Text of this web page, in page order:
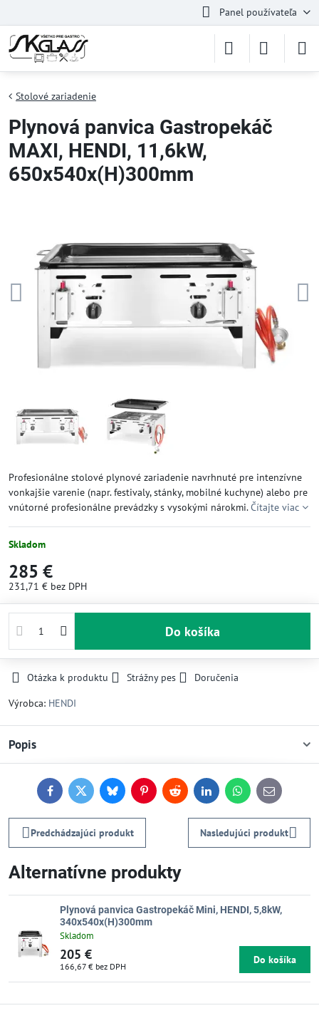
Panel používateľa
Stolové zariadenie
Plynová panvica Gastropekáč
MAXI, HENDI, 11,6kW,
650x540x(H)300mm
Profesionálne stolové plynové zariadenie navrhnuté pre intenzívne
vonkajšie varenie (napr. festivaly, stánky, mobilné kuchyne) alebo pre
vnútorné profesionálne prevádzky s vysokými nárokmi.Čítajte viac
Skladom
285 €
231,71 € bez DPH
Do košíka
Otázka k produktu Strážny pes
Doručenia
Výrobca: HENDI
Popis
FacebookTwitterBlueskyPinterestReddit LinkedInWhatsApp
E-
mail
Predchádzajúci produkt Nasledujúci produkt
Alternatívne produkty
Plynová panvica Gastropekáč Mini, HENDI, 5,8kW,
340x540x(H)300mm
Skladom
205 €
166,67 € bez DPH
Do košíka